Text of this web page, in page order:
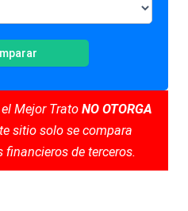
Mejor Trato NO OTORGA
sitio solo se compara
de terceros.